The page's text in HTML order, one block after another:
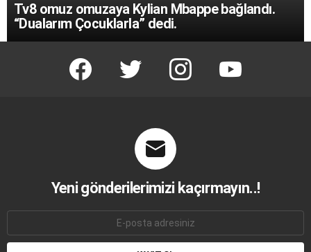
Tv8 omuz omuzaya Kylian Mbappe bağlandı.
“Dualarım Çocuklarla” dedi.
facebook twitter instagram youtube
Yeni gönderilerimizi kaçırmayın..!
adresi: